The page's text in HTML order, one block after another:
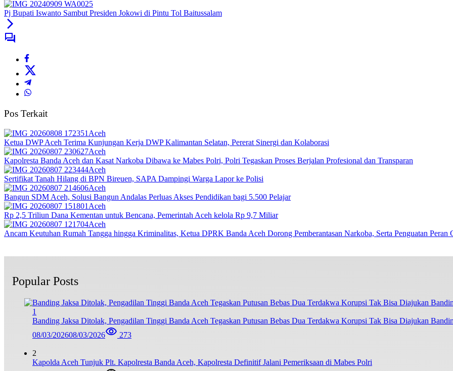
Pj Bupati Iswanto Sambut Presiden Jokowi di Pintu Tol Baitussalam
Pos Terkait
Aceh
Ketua DWP Aceh Terima Kunjungan Kerja DWP Kalimantan Selatan, Pererat Sinergi dan Kolaborasi
Aceh
Kapolresta Banda Aceh dan Kasat Narkoba Dibawa ke Mabes Polri, Polri Tegaskan Proses Berjalan Profesional dan Transparan
Aceh
Sertifikat Tanah Hilang di BPN Bireuen, SAPA Dampingi Warga Lapor ke Polisi
Aceh
Bangun SDM Aceh, Solusi Bangun Andalas Perluas Akses Pendidikan bagi 5.500 Pelajar
Aceh
Rp 2,5 Triliun Dana Kementan untuk Bencana, Pemerintah Aceh kelola Rp 9,7 Miliar‎
Aceh
Ancam Keutuhan Rumah Tangga hingga Kriminalitas, Ketua DPRK Banda Aceh Dorong Pemberantasan Narkoba, Serta Penguatan Peran
Popular Posts
1
Banding Jaksa Ditolak, Pengadilan Tinggi Banda Aceh Tegaskan Putusan Bebas Dua Terdakwa Korupsi Tak Bisa Diajukan
08/03/202608/03/2026 273
2
Kapolda Aceh Tunjuk Plt. Kapolresta Banda Aceh, Kapolresta Definitif Jalani Pemeriksaan di Mabes Polri